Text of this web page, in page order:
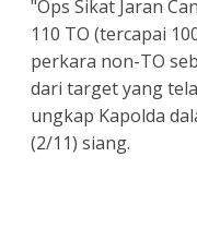
"Ops Sikat Jaran
110 TO (tercapai
perkara non-TO
dari target yang
ungkap Kapolda
(2/11) siang.